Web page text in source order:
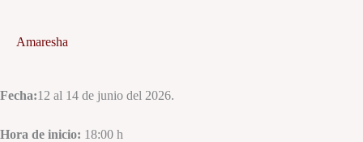
Amaresha
Fecha:12 al 14 de junio del 2026.
Hora de inicio: 18:00 h